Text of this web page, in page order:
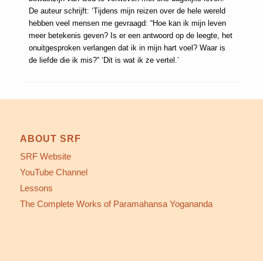
De auteur schrijft: ‘Tijdens mijn reizen over de hele wereld
hebben veel mensen me gevraagd: “Hoe kan ik mijn leven
meer betekenis geven? Is er een antwoord op de leegte, het
onuitgesproken verlangen dat ik in mijn hart voel? Waar is
de liefde die ik mis?” ‘Dit is wat ik ze vertel.’
ABOUT SRF
SRF Website
YouTube Channel
Lessons
The Complete Works of Paramahansa Yogananda